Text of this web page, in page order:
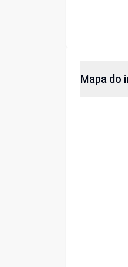
Mapa do